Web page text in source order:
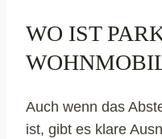
WO IST
Auch wenn das
ist, gibt es klare